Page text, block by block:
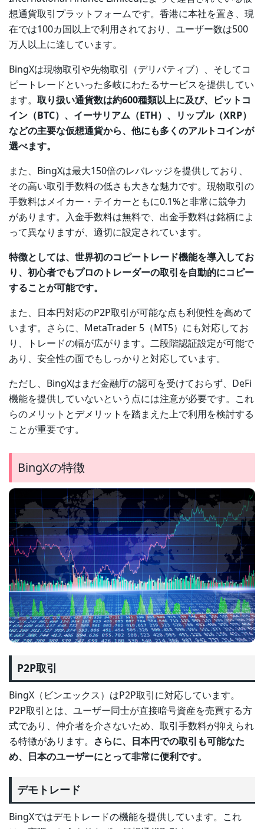
想通貨取引プラットフォームです。香港に本社を置き、現
在では100カ国以上で利用されており、ユーザー数は500
万人以上に達しています。
BingXは現物取引や先物取引（デリバティブ）、そしてコ
ピートレードといった多岐にわたるサービスを提供してい
ます。 取り扱い通貨数は約600種類以上に及び、ビットコ
イン（BTC）、イーサリアム（ETH）、リップル（XRP）
などの主要な仮想通貨から、他にも多くのアルトコインが
選べます。
また、BingXは最大150倍のレバレッジを提供しており、
その高い取引手数料の低さも大きな魅力です。現物取引の
手数料はメイカー・テイカーともに0.1%と非常に競争力
があります。入金手数料は無料で、出金手数料は銘柄によ
って異なりますが、適切に設定されています。
特徴としては、世界初のコピートレード機能を導入してお
り、初心者でもプロのトレーダーの取引を自動的にコピー
することが可能です。
また、日本円対応のP2P取引が可能な点も利便性を高めて
います。さらに、MetaTrader 5（MT5）にも対応してお
り、トレードの幅が広がります。二段階認証設定が可能で
あり、安全性の面でもしっかりと対応しています。
ただし、BingXはまだ金融庁の認可を受けておらず、DeFi
機能を提供していないという点には注意が必要です。これ
らのメリットとデメリットを踏まえた上で利用を検討する
ことが重要です。
BingXの特徴
P2P取引
BingX（ビンエックス）はP2P取引に対応しています。
P2P取引とは、ユーザー同士が直接暗号資産を売買する方
式であり、仲介者を介さないため、取引手数料が抑えられ
る特徴があります。 さらに、日本円での取引も可能なた
め、日本のユーザーにとって非常に便利です。
デモトレード
BingXではデモトレードの機能を提供しています。これ